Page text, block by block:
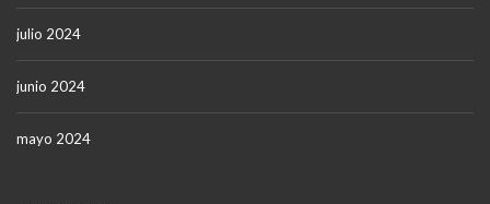
julio 2024
junio 2024
mayo 2024